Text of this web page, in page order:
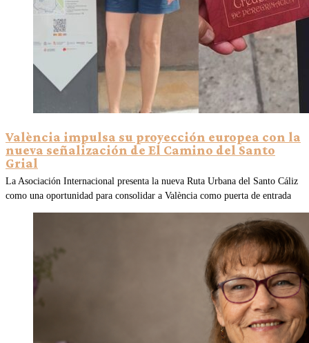
València impulsa su proyección europea con la
nueva señalización de El Camino del Santo
Grial
La Asociación Internacional presenta la nueva Ruta Urbana del Santo Cáliz
como una oportunidad para consolidar a València como puerta de entrada